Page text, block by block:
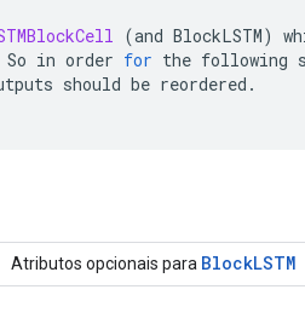
(and BlockLSTM)
So in order for the following
should be reordered .
Atributos opcionais para BlockLSTM